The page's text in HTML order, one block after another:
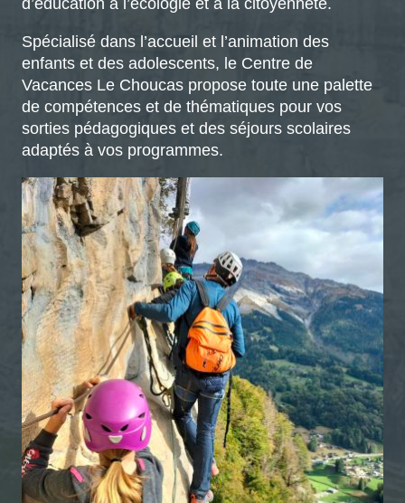
d’éducation à l’écologie et à la citoyenneté.
Spécialisé dans l’accueil et l’animation des
enfants et des adolescents, le Centre de
Vacances Le Choucas propose toute une palette
de compétences et de thématiques pour vos
sorties pédagogiques et des séjours scolaires
adaptés à vos programmes.